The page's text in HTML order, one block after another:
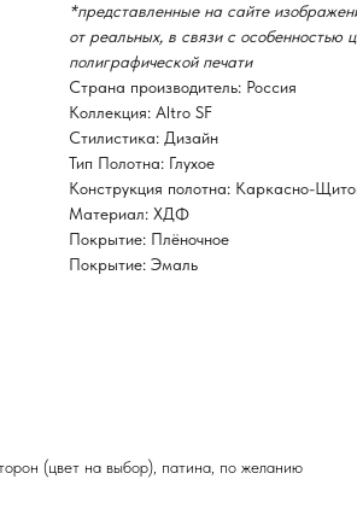
*представленные на сайте
от реальных, в связи с особенностью
полиграфической печати
Страна производитель: Россия
Коллекция: Altro SF
Стилистика: Дизайн
Тип Полотна: Глухое
Конструкция полотна: Каркасно-
Материал: ХДФ
Покрытие: Плёночное
Покрытие: Эмаль
(цвет на выбор), патина, по желанию